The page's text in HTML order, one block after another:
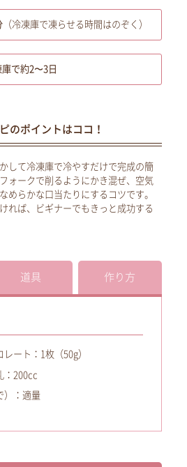
（冷凍庫で凍らせる時間はのぞく）
庫で約2〜3日
のポイントはココ！
して冷凍庫で冷やすだけで完成の簡
ォークで削るようにかき混ぜ、空気
めらかな口当たりにするコツです。
れば、ビギナーでもきっと成功する
道具 作り方
ート：1枚（50g）
：200cc
）：適量